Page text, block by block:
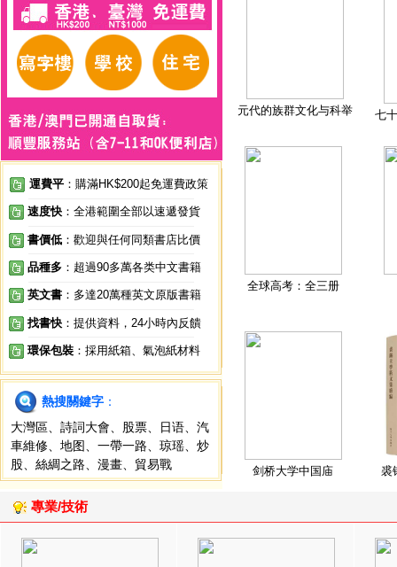
運費平 ：購滿HK$200起免運費政策
速度快 ：全港範圍全部以速遞發貨
書價低 ：歡迎與任何同類書店比價
品種多 ：超過90多萬各类中文書籍
英文書 ：多達20萬種英文原版書籍
找書快 ：提供資料，24小時內反饋
環保包裝 ：採用紙箱、氣泡紙材料
熱搜關鍵字 ：
大灣區
詩詞大會 股票 日语
汽
車維修
地图 一帶一路 琼瑶
炒
股
絲綢之路 漫畫 貿易戰
元代的族群文化与科举 七
全球高考：全三册
剑桥大学中国庙 裘
專業/技術